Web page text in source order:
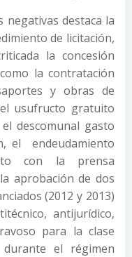
negativas destaca la
de licitación,
la concesión
la contratación
y obras de
usufructo gratuito
descomunal gasto
el endeudamiento
con la prensa
aprobación de dos
(2012 y 2013)
antijurídico,
para la clase
el régimen